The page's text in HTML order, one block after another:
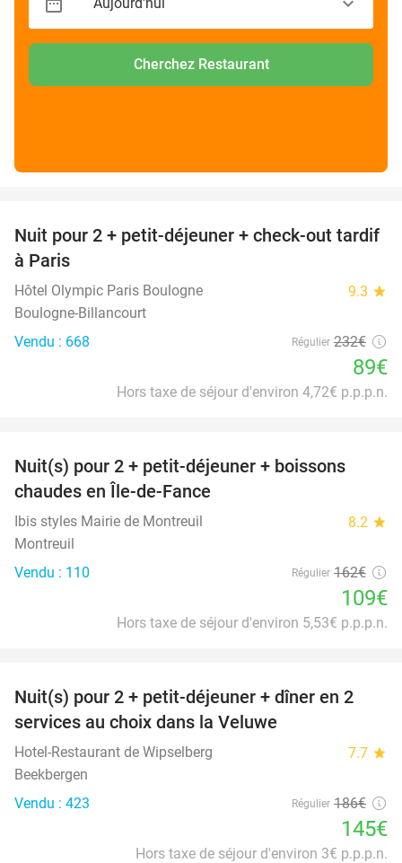
Cherchez Restaurant
62%
Nuit pour 2 + petit-déjeuner + check-out tardif
à Paris
Hôtel Olympic Paris Boulogne 9.3 star
Boulogne-Billancourt
Vendu : 668
Régulier 232€
89€
Hors taxe de séjour d'environ 4,72€ p.p.p.n.
Nuit(s) pour 2 + petit-déjeuner + boissons
chaudes en Île-de-Fance
Ibis styles Mairie de Montreuil 8.2 star
Montreuil
Vendu : 110
Régulier 162€
109€
Hors taxe de séjour d'environ 5,53€ p.p.p.n.
22%
Nuit(s) pour 2 + petit-déjeuner + dîner en 2
services au choix dans la Veluwe
Hotel-Restaurant de Wipselberg 7.7 star
Beekbergen
Vendu : 423
Régulier 186€
145€
Hors taxe de séjour d'environ 3€ p.p.p.n.